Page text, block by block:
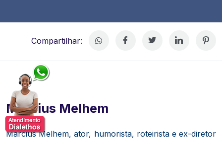
Compartilhar:
Marcius Melhem
Marcius Melhem, ator, humorista, roteirista e ex-diretor